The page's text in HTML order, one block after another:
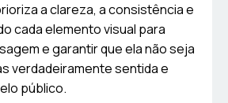
a clareza, a consistência e
cada elemento visual para
e garantir que ela não seja
verdadeiramente sentida e
público.